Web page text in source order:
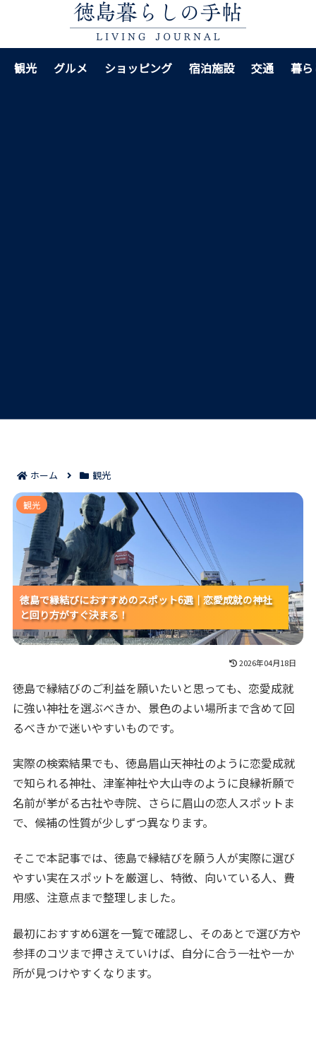
観光 グルメ ショッピング 宿泊施設 交通 暮
ホーム 観光
徳島で縁結びにおすすめのスポット6選｜恋愛成就の神
社と回り方がすぐ決まる！
徳島で縁結びにおすすめのスポット6選｜恋愛成就の神社
と回り方がすぐ決まる！
徳島で縁結びにおすすめのスポット6選｜恋愛成就の神社
と回り方がすぐ決まる！
徳島で縁結びにおすすめのスポット6選｜恋愛成就の神社
と回り方がすぐ決まる！
観光
2026年04月18日
徳島で縁結びのご利益を願いたいと思っても、恋愛成就
に強い神社を選ぶべきか、景色のよい場所まで含めて回
るべきかで迷いやすいものです。
実際の検索結果でも、徳島眉山天神社のように恋愛成就
で知られる神社、津峯神社や大山寺のように良縁祈願で
名前が挙がる古社や寺院、さらに眉山の恋人スポットま
で、候補の性質が少しずつ異なります。
そこで本記事では、徳島で縁結びを願う人が実際に選び
やすい実在スポットを厳選し、特徴、向いている人、費
用感、注意点まで整理しました。
最初におすすめ6選を一覧で確認し、そのあとで選び方や
参拝のコツまで押さえていけば、自分に合う一社や一か
所が見つけやすくなります。